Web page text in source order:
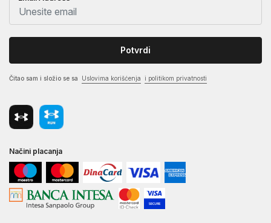
Potvrdi
Čitao sam i složio se sa Uslovima korišćenja i politikom privatnosti
Načini placanja